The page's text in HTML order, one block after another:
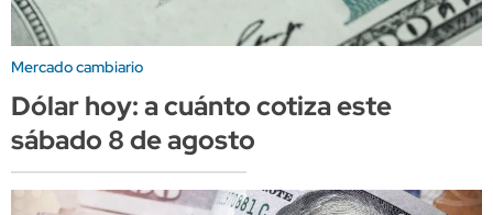
Mercado cambiario
Dólar hoy: a cuánto cotiza este
sábado 8 de agosto